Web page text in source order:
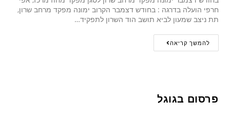
חרפי הועלה בדרגה : בחודש דצמבר הקרוב ימונה מפקד מרחב שרון,
תת ניצב שמעון לביא תושב הוד השרון לתפקיד…
להמשך קריאה
פרסום בגוגל